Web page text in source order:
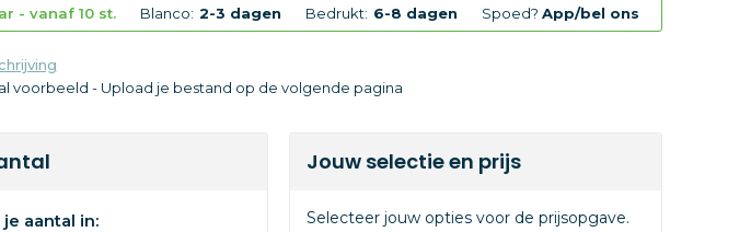
- vanaf 10 st. Blanco: 2-3 dagen Bedrukt: 6-8 dagen Spoed? App/bel ons
voorbeeld - Upload je bestand op de volgende pagina
aantal in:
Jouw selectie en prijs
Selecteer jouw opties voor de prijsopgave.